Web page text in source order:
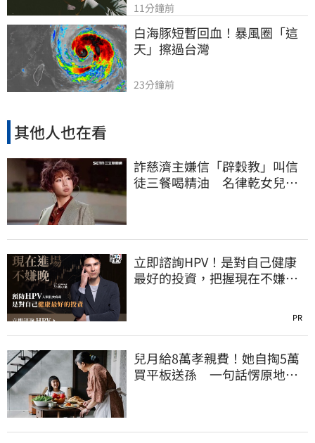
11分鐘前
白海豚短暫回血！暴風圈「這
天」擦過台灣
23分鐘前
其他人也在看
詐慈濟主嫌信「辟穀教」叫信
徒三餐喝精油 名律乾女兒卻
立即諮詢HPV！是對自己健康
最好的投資，把握現在不嫌
PR
兒月給8萬孝親費！她自掏5萬
買平板送孫 一句話愣原地